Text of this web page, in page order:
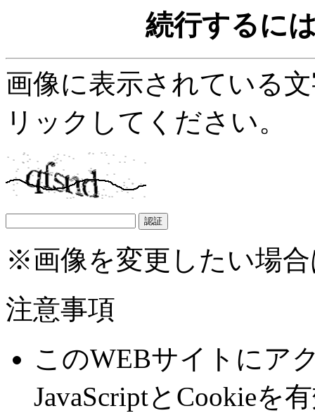
続行するに
画像に表示されている
リックしてください。
※画像を変更したい場
注意事項
このWEBサイトにア
JavaScriptとCookieを